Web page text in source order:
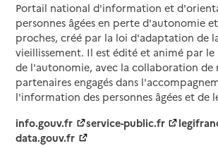
Portail national d'information et
personnes âgées en perte d'autonomie
proches, créé par la loi d'adaptation de
vieillissement. Il est édité et animé par
de l'autonomie, avec la collaboration de
partenaires engagés dans
l'information des personnes âgées et de
info.gouv.fr
service-public.fr
data.gouv.fr